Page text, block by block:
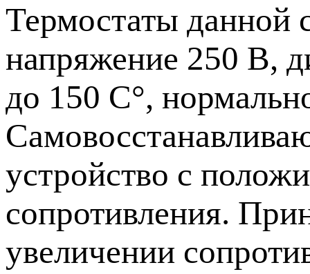
Термостаты данной
напряжение 250 В,
до 150 С°,
устройство с
сопротивления.
увеличении